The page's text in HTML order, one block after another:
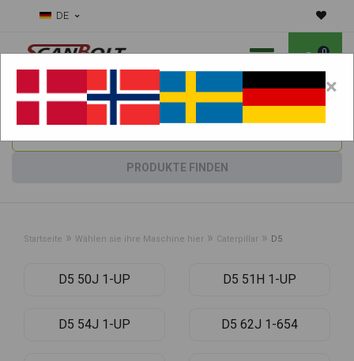
DE
0
Benötigen Sie Hilfe bei Verschleißteilen?Maschine wählen:
PRODUKTE FINDEN
Startseite » Wählen sie ihre Maschine hier » Caterpillar » D5
D5 50J 1-UP D5 51H 1-UP
D5 54J 1-UP D5 62J 1-654
×